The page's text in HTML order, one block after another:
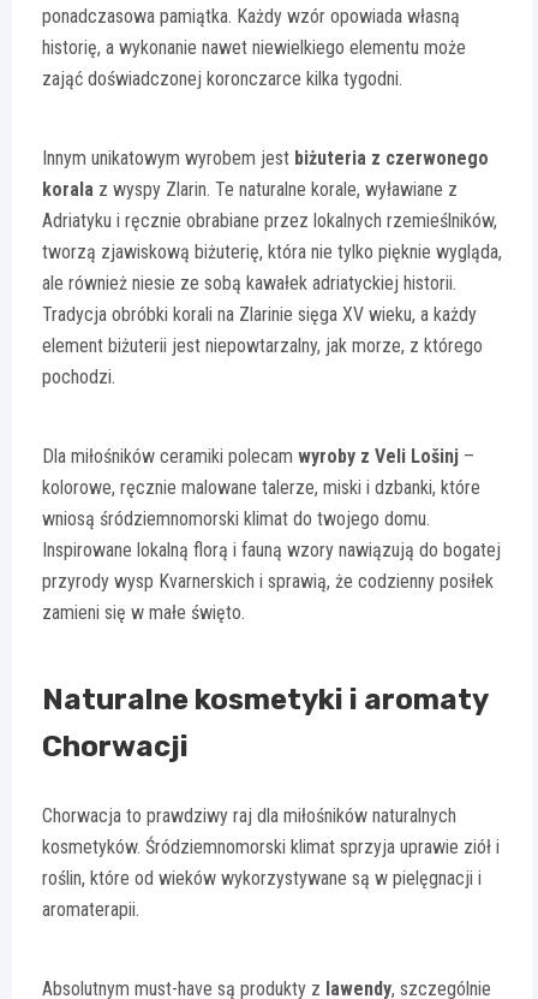
ponadczasowa pamiątka. Każdy wzór opowiada własną
historię, a wykonanie nawet niewielkiego elementu może
zająć doświadczonej koronczarce kilka tygodni.
Innym unikatowym wyrobem jest biżuteria z czerwonego
korala z wyspy Zlarin. Te naturalne korale, wyławiane z
Adriatyku i ręcznie obrabiane przez lokalnych rzemieślników,
tworzą zjawiskową biżuterię, która nie tylko pięknie wygląda,
ale również niesie ze sobą kawałek adriatyckiej historii.
Tradycja obróbki korali na Zlarinie sięga XV wieku, a każdy
element biżuterii jest niepowtarzalny, jak morze, z którego
pochodzi.
Dla miłośników ceramiki polecam wyroby z Veli Lošinj –
kolorowe, ręcznie malowane talerze, miski i dzbanki, które
wniosą śródziemnomorski klimat do twojego domu.
Inspirowane lokalną florą i fauną wzory nawiązują do bogatej
przyrody wysp Kvarnerskich i sprawią, że codzienny posiłek
zamieni się w małe święto.
Naturalne kosmetyki i aromaty
Chorwacji
Chorwacja to prawdziwy raj dla miłośników naturalnych
kosmetyków. Śródziemnomorski klimat sprzyja uprawie ziół i
roślin, które od wieków wykorzystywane są w pielęgnacji i
aromaterapii.
Absolutnym must-have są produkty z lawendy, szczególnie